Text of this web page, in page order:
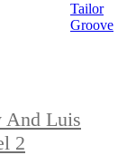
And Luis
2
Tailor
Groove